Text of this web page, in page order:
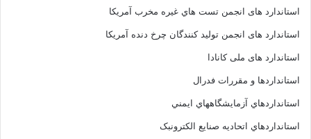
استاندارد های انجمن تست هاي غيره مخرب آمريکا
استاندارد های انجمن توليد کنندگان چرخ دنده آمريکا
استاندارد های ملی کانادا
استانداردها و مقررات فدرال
استانداردهاي آزمايشگاههاي ايمني
استانداردهاي اتحاديه صنايع الکترونبک